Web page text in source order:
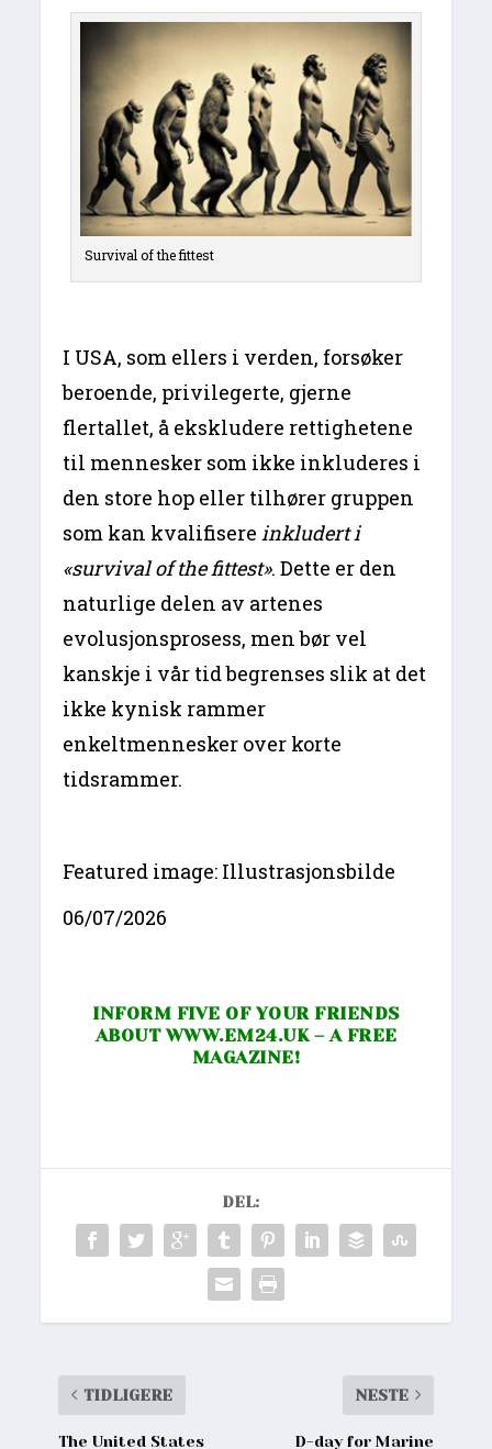
Survival of the fittest
I USA, som ellers i verden, forsøker
beroende, privilegerte, gjerne
flertallet, å ekskludere rettighetene
til mennesker som ikke inkluderes i
den store hop eller tilhører gruppen
som kan kvalifisere inkludert i
«survival of the fittest». Dette er den
naturlige delen av artenes
evolusjonsprosess, men bør vel
kanskje i vår tid begrenses slik at det
ikke kynisk rammer
enkeltmennesker over korte
tidsrammer.
Featured image: Illustrasjonsbilde
06/07/2026
INFORM FIVE OF YOUR FRIENDS
ABOUTWWW.EM24.UK – A FREE
MAGAZINE!
DEL:
TIDLIGERE
The United States
NESTE
D-day for Marine